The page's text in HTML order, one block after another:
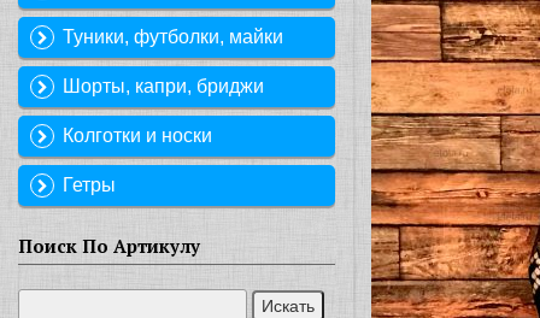
Туники, футболки, майки
Шорты, капри, бриджи
Колготки и носки
Гетры
Поиск По Артикулу